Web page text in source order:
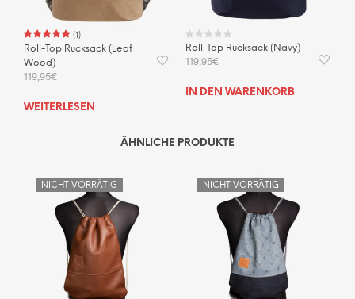
(1)
Roll-Top Rucksack (Leaf
Wood)
119,95€
WEITERLESEN
Roll-Top Rucksack (Navy)
119,95€
IN DEN WARENKORB
ÄHNLICHE PRODUKTE
NICHT VORRÄTIG NICHT VORRÄTIG